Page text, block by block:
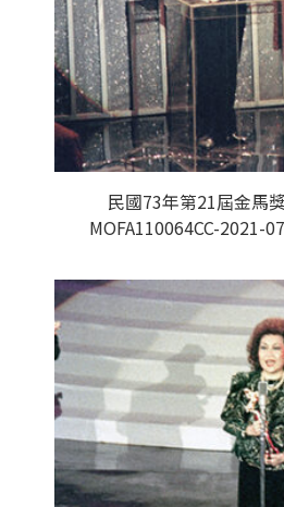
民國73年第21屆金馬
MOFA110064CC-2021-